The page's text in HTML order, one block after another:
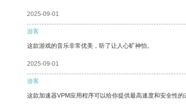
2025-09-01
游客
这款游戏的音乐非常优美，听了让人心旷神怡。
2025-09-01
游客
这款加速器VPM应用程序可以给你提供最高速度和安全性的